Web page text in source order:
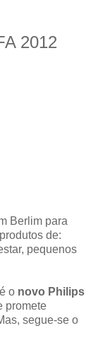
2012
Berlim para
de:
pequenos
o novo Philips
promete
segue-se o